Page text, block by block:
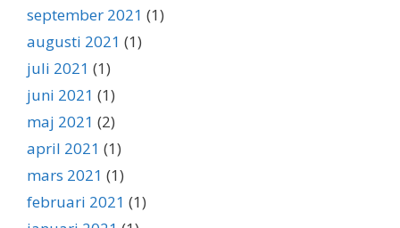
september 2021 (1)
augusti 2021 (1)
juli 2021 (1)
juni 2021 (1)
maj 2021 (2)
april 2021 (1)
mars 2021 (1)
februari 2021 (1)